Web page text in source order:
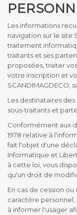
Les informations
navigation sur le site
traitement
traitants et ses
proposées, traiter
votre inscription et
SCANDIMAGDECO,
Les destinataires des
sous-traitants et
Conformément aux
1978 relative à
fait l'objet d'une
Informatique et
à cette loi, vous
qu'un droit de
En cas de cession
caractère personnel,
à informer l'usager